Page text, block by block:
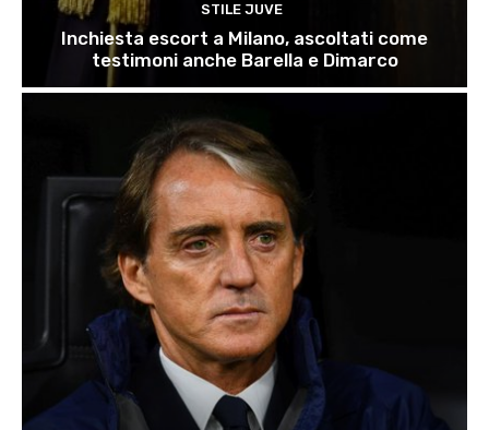
STILE JUVE
Inchiesta escort a Milano, ascoltati come
testimoni anche Barella e Dimarco